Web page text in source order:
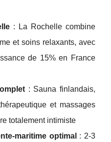
: La Rochelle combine
et soins relaxants, avec
de 15% en France
: Sauna finlandais,
et massages
totalement intimiste
maritime optimal : 2-3